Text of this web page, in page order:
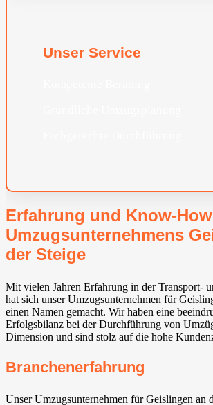
Unser Service
Erfahrung und Know-
Umzugsunternehmens
der Steige
Mit vielen Jahren Erfahrung in der Transport-
hat sich unser Umzugsunternehmen für
einen Namen gemacht. Wir haben eine
Erfolgsbilanz bei der Durchführung von
Dimension und sind stolz auf die hohe
Branchenerfahrung
Unser Umzugsunternehmen für Geislingen an